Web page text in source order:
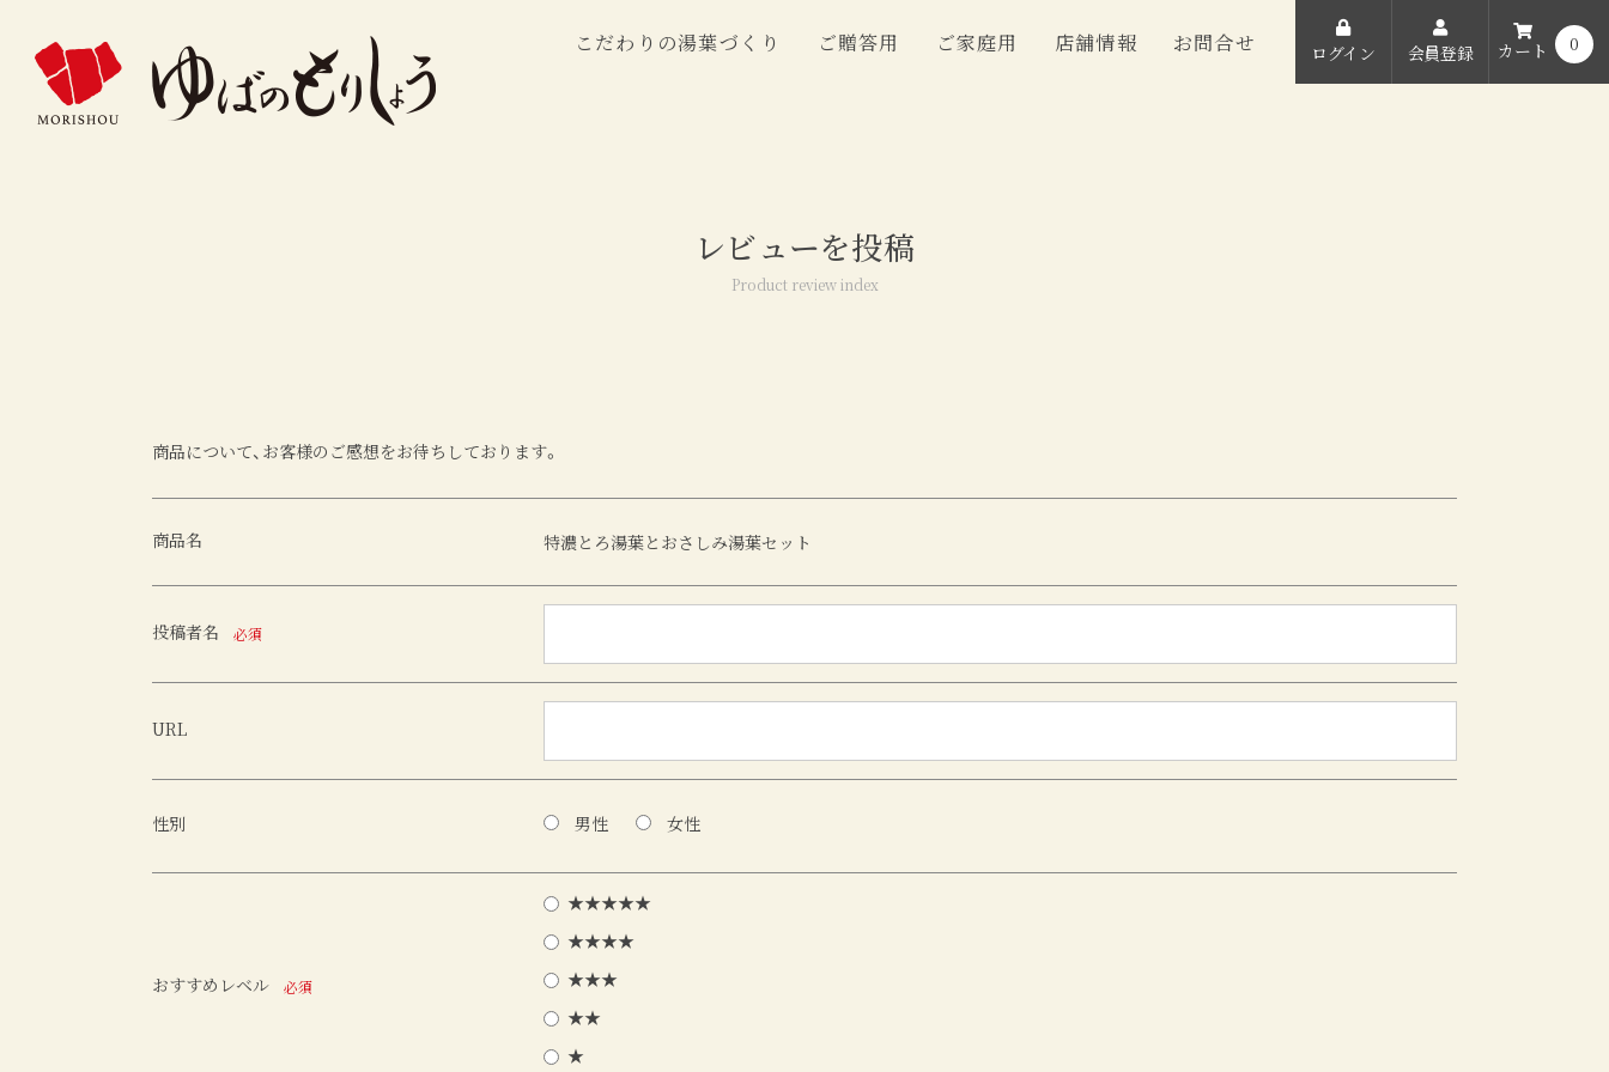
こだわりの湯葉づくり ご贈答用 ご家庭用 店舗情報 お問合せ ログイン 会員登録 カート 0
レビューを投稿
Product review index
商品について、お客様のご感想をお待ちしております。
商品名 特濃とろ湯葉とおさしみ湯葉セット
投稿者名 必須
URL
性別 男性 女性
おすすめレベル 必須
★★★★★
★★★★
★★★
★★
★